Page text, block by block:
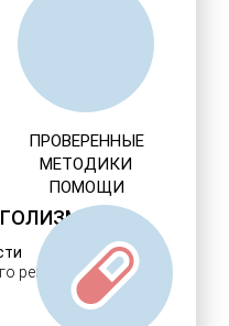
региона
ПРОВЕРЕННЫЕ
МЕТОДИКИ
ПОМОЩИ